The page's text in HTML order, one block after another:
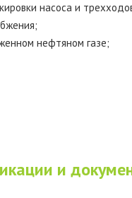
насоса и
нефтяном газе;
и